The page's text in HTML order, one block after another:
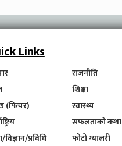
Links
राजनीति
शिक्षा
स्वास्थ्य
सफलताको कथा
प्रविधि फोटो ग्यालरी